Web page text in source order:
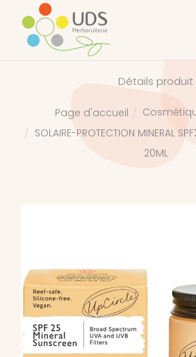
Détails produit
Page d'accueil
SOLAIRE-PROTECTION MINERAL
20ML